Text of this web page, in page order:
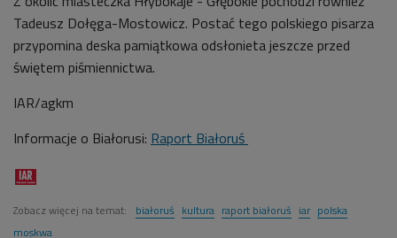
Tadeusz Dołęga-Mostowicz. Postać tego polskiego pisarza
przypomina deska pamiątkowa odsłonieta jeszcze przed
świętem piśmiennictwa.
IAR/agkm
Informacje o Białorusi: Raport Białoruś
Zobacz więcej na temat: białoruś kultura raport białoruś iar polska
moskwa